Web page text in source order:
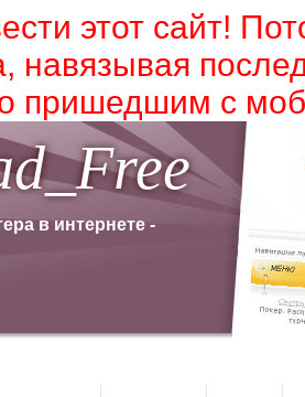
этот сайт!
навязывая
пришедшим с
в интернете -